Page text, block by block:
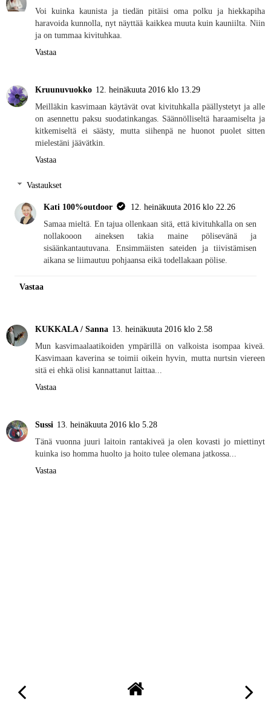
Voi kuinka kaunista ja tiedän pitäisi oma polku ja hiekkapiha
haravoida kunnolla, nyt näyttää kaikkea muuta kuin kauniilta. Niin
ja on tummaa kivituhkaa.
Vastaa
Kruunuvuokko 12. heinäkuuta 2016 klo 13.29
Meilläkin kasvimaan käytävät ovat kivituhkalla päällystetyt ja alle
on asennettu paksu suodatinkangas. Säännölliseltä haraamiselta ja
kitkemiseltä ei säästy, mutta siihenpä ne huonot puolet sitten
mielestäni jäävätkin.
Vastaa
Vastaukset
Kati 100%outdoor
12. heinäkuuta 2016 klo 22.26
Samaa mieltä. En tajua ollenkaan sitä, että kivituhkalla on sen
nollakooon aineksen takia maine pölisevänä ja
sisäänkantautuvana. Ensimmäisten sateiden ja tiivistämisen
aikana se liimautuu pohjaansa eikä todellakaan pölise.
Vastaa
KUKKALA / Sanna 13. heinäkuuta 2016 klo 2.58
Mun kasvimaalaatikoiden ympärillä on valkoista isompaa kiveä.
Kasvimaan kaverina se toimii oikein hyvin, mutta nurtsin viereen
sitä ei ehkä olisi kannattanut laittaa...
Vastaa
Sussi 13. heinäkuuta 2016 klo 5.28
Tänä vuonna juuri laitoin rantakiveä ja olen kovasti jo miettinyt
kuinka iso homma huolto ja hoito tulee olemana jatkossa...
Vastaa